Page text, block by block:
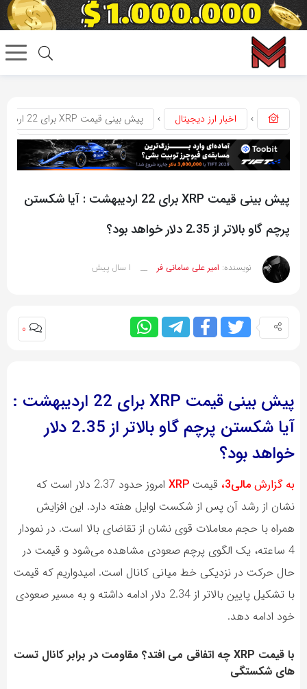
اخبار ارز دیجیتال پیش بینی قیمت XRP برای 22 اردیبهشت : آیا شکستن پرچم گاو بالاتر از 2.35 دلار خواهد بود؟
پیش بینی قیمت XRP برای 22 اردیبهشت : آیا شکستن
پرچم گاو بالاتر از 2.35 دلار خواهد بود؟
نویسنده: امیر علی سامانی فر __ 1 سال پیش
0
پیش بینی قیمت XRP برای 22 اردیبهشت :
آیا شکستن پرچم گاو بالاتر از 2.35 دلار
خواهد بود؟
به گزارش مالی3، قیمت XRP
امروز حدود 2.37 دلار است که
نشان از رشد آن پس از شکست اوایل هفته دارد. این افزایش
همراه با حجم معاملات قوی نشان از تقاضای بالا است. در نمودار
4 ساعته، یک الگوی پرچم صعودی مشاهده می‌شود و قیمت در
حال حرکت در نزدیکی خط میانی کانال است. امیدواریم که قیمت
با تشکیل پایین بالاتر از 2.34 دلار ادامه داشته و به مسیر صعودی
خود ادامه دهد.
با قیمت XRP چه اتفاقی می افتد؟ مقاومت در برابر کانال تست
های شکستگی